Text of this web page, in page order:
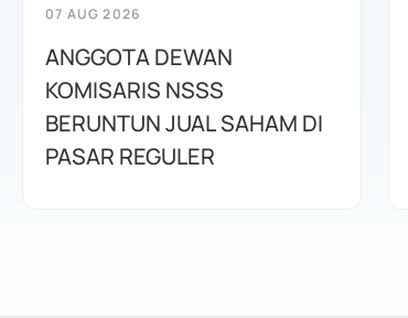
07 AUG 2026
ANGGOTA DEWAN
KOMISARIS NSSS
BERUNTUN JUAL SAHAM DI
PASAR REGULER